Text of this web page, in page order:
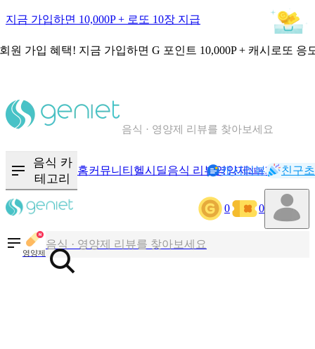
지금 가입하면 10,000P + 로또 10장 지급
원 가입 혜택! 지금 가입하면 G 포인트 10,000P + 캐시로또 응
음식 · 영양제 리뷰를 찾아보세요
음식 카
테고리
홈커뮤니티 헬시딜음식 리뷰영양제NEW기록
캐시리뷰 친구
0 0
영양제
칼로리와 영양성분을 검색해보세요
혈당 · 다이어트 음식 검색해보세요
음식 · 영양제 리뷰를 찾아보세요